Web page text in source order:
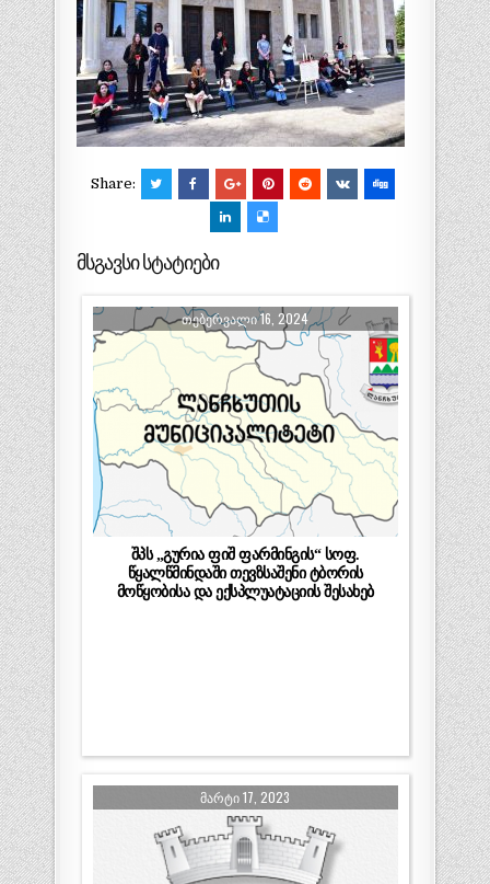
Share:
მსგავსი სტატიები
ᲗᲔᲑᲔᲠᲕᲐᲚᲘ 16, 2024
შპს „გურია ფიშ ფარმინგის“ სოფ.
წყალწმინდაში თევზსაშენი ტბორის
მოწყობისა და ექსპლუატაციის შესახებ
ᲛᲐᲠᲢᲘ 17, 2023